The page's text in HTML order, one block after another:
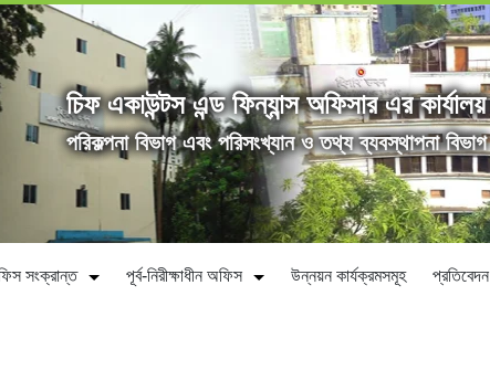
চিফ একাউন্টস এন্ড ফিন্যান্স অফিসার এর কার্যালয়
পরিকল্পনা বিভাগ এবং পরিসংখ্যান ও তথ্য ব্যবস্থাপনা বিভাগ
সংক্রান্ত পূর্ব-নিরীক্ষাধীন অফিস উন্নয়ন কার্যক্রমসমূহ প্রতিবেদন